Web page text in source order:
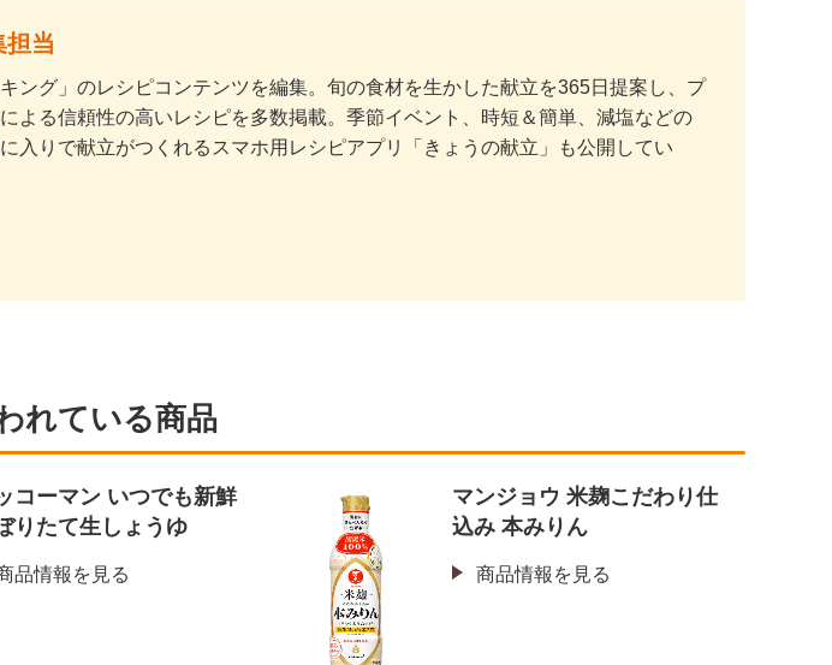
当
ング」のレシピコンテンツを編集。旬の食材を生かした献立を365日提案し、プ
よる信頼性の高いレシピを多数掲載。季節イベント、時短＆簡単、減塩などの
入りで献立がつくれるスマホ用レシピアプリ「きょうの献立」も公開してい
れている商品
コーマン いつでも新鮮
りたて生しょうゆ
品情報を見る
マンジョウ 米麹こだわり仕
込み 本みりん
商品情報を見る